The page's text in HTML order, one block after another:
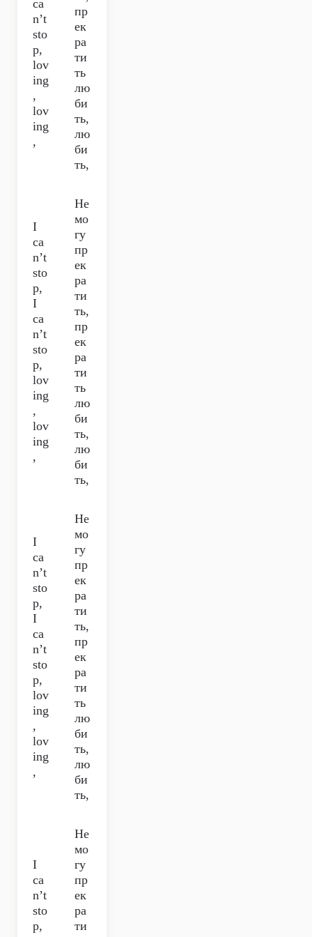
ca
n’t
sto
p,
lov
ing
,
lov
ing
,
пр
ек
ра
ти
ть
лю
би
ть,
лю
би
ть,
I
ca
n’t
sto
p,
I
ca
n’t
sto
p,
lov
ing
,
lov
ing
,
Не
мо
гу
пр
ек
ра
ти
ть,
пр
ек
ра
ти
ть
лю
би
ть,
лю
би
ть,
I
ca
n’t
sto
p,
I
ca
n’t
sto
p,
lov
ing
,
lov
ing
,
Не
мо
гу
пр
ек
ра
ти
ть,
пр
ек
ра
ти
ть
лю
би
ть,
лю
би
ть,
I
ca
n’t
sto
p,
Не
мо
гу
пр
ек
ра
ти